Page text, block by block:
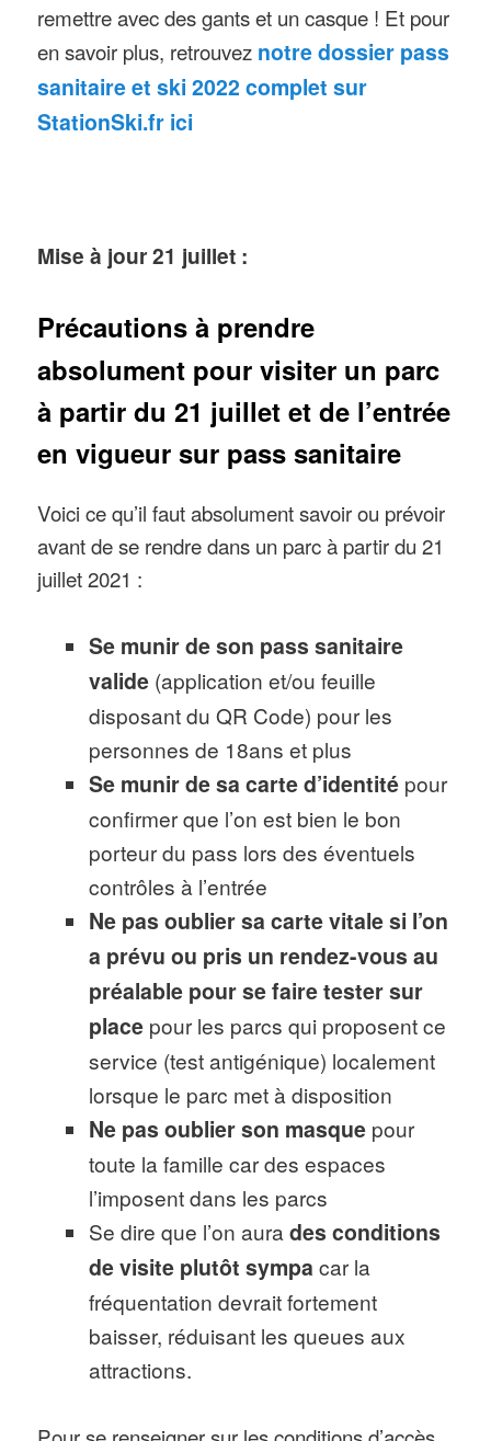
remettre avec des gants et un casque ! Et pour
en savoir plus, retrouvez notre dossier pass
sanitaire et ski 2022 complet sur
StationSki.fr ici
Mise à jour 21 juillet :
Précautions à prendre
absolument pour visiter un parc
à partir du 21 juillet et de l’entrée
en vigueur sur pass sanitaire
Voici ce qu’il faut absolument savoir ou prévoir
avant de se rendre dans un parc à partir du 21
juillet 2021 :
Se munir de son pass sanitaire
valide(application et/ou feuille
disposant du QR Code) pour les
personnes de 18ans et plus
Se munir de sa carte d’identitépour
confirmer que l’on est bien le bon
porteur du pass lors des éventuels
contrôles à l’entrée
Ne pas oublier sa carte vitale si l’on
a prévu ou pris un rendez-vous au
préalable pour se faire tester sur
placepour les parcs qui proposent ce
service (test antigénique) localement
lorsque le parc met à disposition
Ne pas oublier son masquepour
toute la famille car des espaces
l’imposent dans les parcs
Se dire que l’on aura des conditions
de visite plutôt sympa car la
fréquentation devrait fortement
baisser, réduisant les queues aux
attractions.